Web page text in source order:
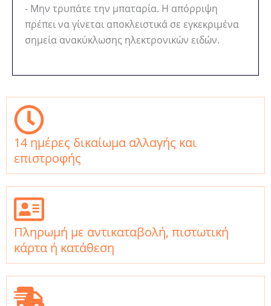
- Μην τρυπάτε την μπαταρία. Η απόρριψη
πρέπει να γίνεται αποκλειστικά σε εγκεκριμένα
σημεία ανακύκλωσης ηλεκτρονικών ειδών.
14 ημέρες δικαίωμα αλλαγής και
επιστροφής
Πληρωμή με αντικαταβολή, πιστωτική
κάρτα ή κατάθεση